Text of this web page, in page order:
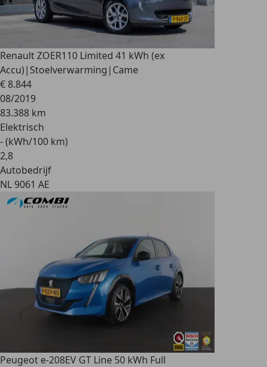
Renault ZOER110 Limited 41 kWh (ex
Accu)|Stoelverwarming|Came
€ 8.844
08/2019
83.388 km
Elektrisch
- (kWh/100 km)
2,8
Autobedrijf
NL 9061 AE
Peugeot e-208EV GT Line 50 kWh Full